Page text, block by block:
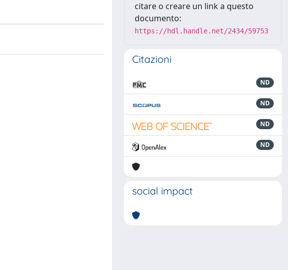
citare o creare un link a questo
documento:
https://hdl.handle.net/2434/59753
Citazioni
ND
ND
ND
ND
social impact